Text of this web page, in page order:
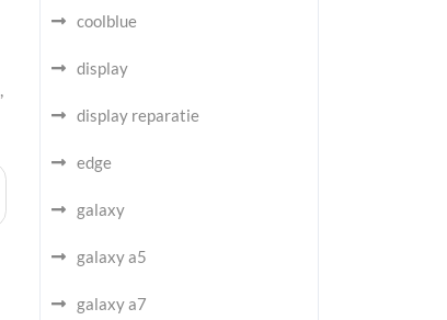
,
coolblue
display
display reparatie
edge
galaxy
galaxy a5
galaxy a7